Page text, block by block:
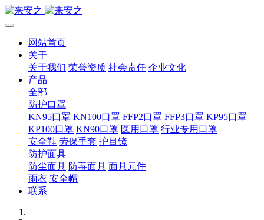
网站首页
关于
关于我们 荣誉资质 社会责任 企业文化
产品
全部
防护口罩
KN95口罩 KN100口罩 FFP2口罩 FFP3口罩 KP95口罩
KP100口罩 KN90口罩 医用口罩 行业专用口罩
安全鞋 劳保手套 护目镜
防护面具
防尘面具 防毒面具 面具元件
雨衣 安全帽
联系